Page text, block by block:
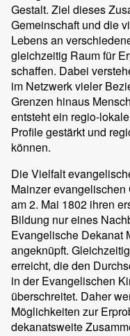
Gestalt. Ziel dieses
Gemeinschaft und die
Lebens an
gleichzeitig Raum für
schaffen. Dabei
im Netzwerk vieler
Grenzen hinaus
entsteht ein regio-
Profile gestärkt und
können.
Die Vielfalt
Mainzer
am 2. Mai 1802 ihren
Bildung nur eines
Evangelische Dekanat
angeknüpft.
erreicht, die den
in der Evangelischen
überschreitet. Daher
Möglichkeiten zur
dekanatsweite